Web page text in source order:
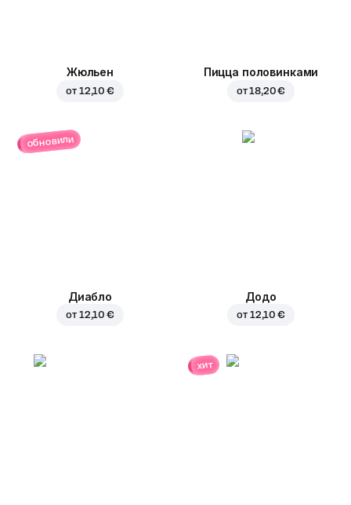
Жюльен
от 12,10 €
Пицца половинками
от18,20 €
обновили
Диабло
от 12,10 €
Додо
от 12,10 €
хит